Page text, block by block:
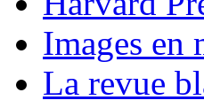
Images en
La revue